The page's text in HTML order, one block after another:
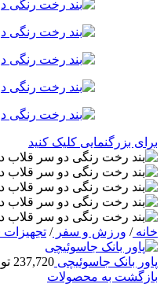
برای بزرگنمایی کلیک کنید
خانه/ ورزش و سفر/
پاور بانک جاسوئیچی 237,720
بازگشت به محصولات